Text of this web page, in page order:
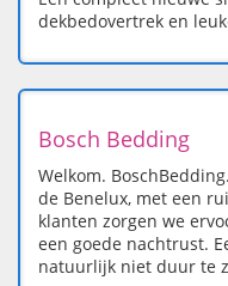
dekbedovertrek en
Bosch Bedding
Welkom.
de Benelux, met een
klanten zorgen we
een goede nachtrust.
natuurlijk niet duur te